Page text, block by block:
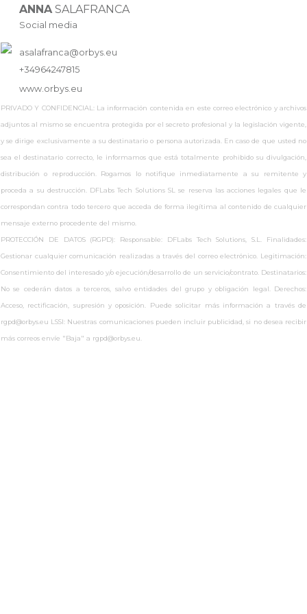
ANNA SALAFRANCA
Social media
asalafranca@orbys.eu
+34964247815
www.orbys.eu
PRIVADO Y CONFIDENCIAL: La información contenida en este correo electrónico y archivos
adjuntos al mismo se encuentra protegida por el secreto profesional y la legislación vigente,
y se dirige exclusivamente a su destinatario o persona autorizada. En caso de que usted no
sea el destinatario correcto, le informamos que está totalmente prohibido su divulgación,
distribución o reproducción. Rogamos lo notifique inmediatamente a su remitente y
proceda a su destrucción. DFLabs Tech Solutions SL se reserva las acciones legales que le
correspondan contra todo tercero que acceda de forma ilegítima al contenido de cualquier
mensaje externo procedente del mismo.
PROTECCIÓN DE DATOS (RGPD): Responsable: DFLabs Tech Solutions, S.L. Finalidades:
Gestionar cualquier comunicación realizadas a través del correo electrónico. Legitimación:
Consentimiento del interesado y/o ejecución/desarrollo de un servicio/contrato. Destinatarios:
No se cederán datos a terceros, salvo entidades del grupo y obligación legal. Derechos:
Acceso, rectificación, supresión y oposición. Puede solicitar más información a través de
rgpd@orbys.eu LSSI: Nuestras comunicaciones pueden incluir publicidad, si no desea recibir
más correos envíe "Baja" a rgpd@orbys.eu.